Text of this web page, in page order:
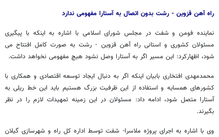
راه آهن قزوین - رشت بدون اتصال به آستارا مفهومی ندارد
نماینده فومن و شفت در مجلس شورای اسلامی با اشاره به اینکه با پیگیری
مسئولان کشوری و استانی راه آهن قزوین - رشت به صورت کامل افتتاح می
شود، اظهارکرد: این مسیر اگر به آستارا وصل نشود هیچ مفهومی نخواهد داشت.
محمدمهدی افتخاری بابیان اینکه اگر به دنبال ایجاد توسعه اقتصادی و همکاری با
کشورهای همسایه و استفاده از این ظرفیت بزرگ هستیم باید این خط ریلی به
آستارا متصل شود، ادامه داد: مسئولان در این زمینه تمهیدات لازم را در نظر
بگیرند.
وی با اشاره به اجرای پروژه ملاسرا- شفت توسط اداره کل راه و شهرسازی گیلان